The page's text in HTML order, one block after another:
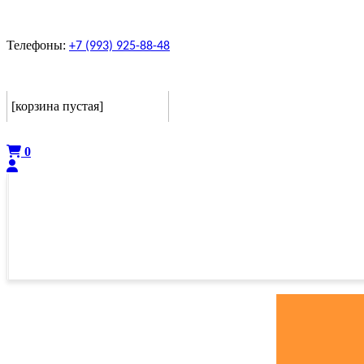
Телефоны: +7 (993) 925-88-48
[корзина пустая]
0